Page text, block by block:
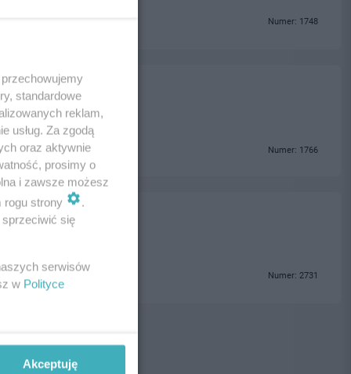
Numer: 1748
Numer: 1766
Numer: 2731
standardowe
reklam,
usług. Za zgodą
oraz aktywnie
prosimy o
i zawsze możesz
rogu strony
.
się
serwisów
w Polityce
Akceptuję